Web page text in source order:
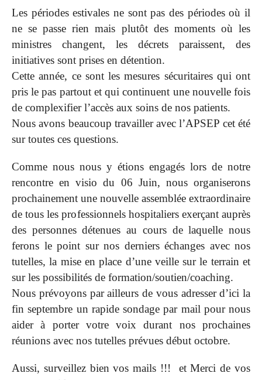
Les périodes estivales ne sont pas des périodes où il
ne se passe rien mais plutôt des moments où les
ministres changent, les décrets paraissent, des
initiatives sont prises en détention.
Cette année, ce sont les mesures sécuritaires qui ont
pris le pas partout et qui continuent une nouvelle fois
de complexifier l’accès aux soins de nos patients.
Nous avons beaucoup travailler avec l’APSEP cet été
sur toutes ces questions.
Comme nous nous y étions engagés lors de notre
rencontre en visio du 06 Juin, nous organiserons
prochainement une nouvelle assemblée extraordinaire
de tous les professionnels hospitaliers exerçant auprès
des personnes détenues au cours de laquelle nous
ferons le point sur nos derniers échanges avec nos
tutelles, la mise en place d’une veille sur le terrain et
sur les possibilités de formation/soutien/coaching.
Nous prévoyons par ailleurs de vous adresser d’ici la
fin septembre un rapide sondage par mail pour nous
aider à porter votre voix durant nos prochaines
réunions avec nos tutelles prévues début octobre.
Aussi, surveillez bien vos mails !!! et Merci de vos